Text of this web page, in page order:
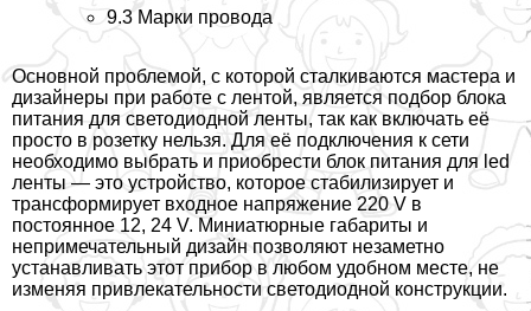
9.3 Марки провода
Основной проблемой, с которой сталкиваются мастера и
дизайнеры при работе с лентой, является подбор блока
питания для светодиодной ленты, так как включать её
просто в розетку нельзя. Для её подключения к сети
необходимо выбрать и приобрести блок питания для led
ленты — это устройство, которое стабилизирует и
трaнcформирует входное напряжение 220 V в
постоянное 12, 24 V. Миниатюрные габариты и
непримечательный дизайн позволяют незаметно
устанавливать этот прибор в любом удобном месте, не
изменяя привлекательности светодиодной конструкции.